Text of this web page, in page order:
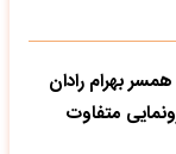
بهرام رادان
متفاوت